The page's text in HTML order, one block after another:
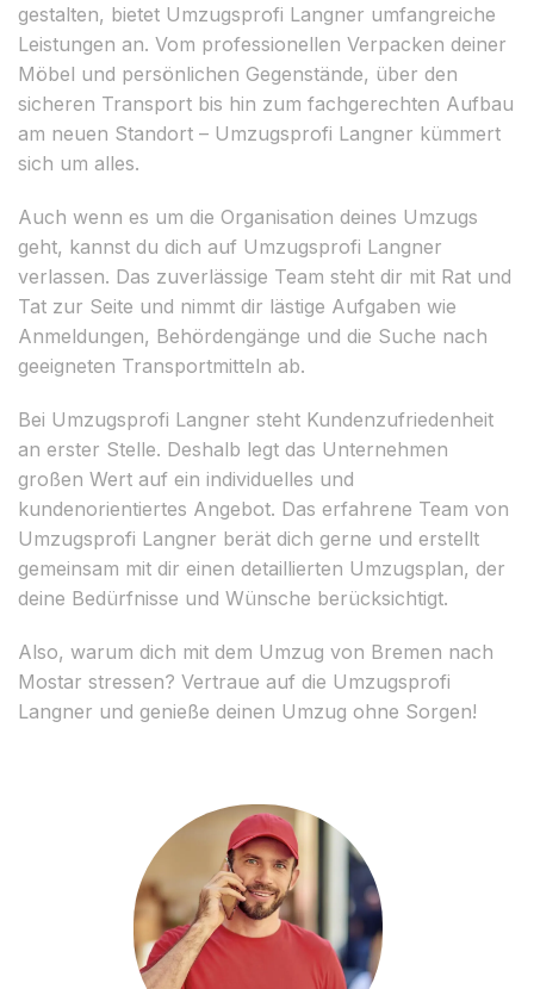
gestalten, bietet Umzugsprofi Langner umfangreiche
Leistungen an. Vom professionellen Verpacken deiner
Möbel und persönlichen Gegenstände, über den
sicheren Transport bis hin zum fachgerechten Aufbau
am neuen Standort – Umzugsprofi Langner kümmert
sich um alles.
Auch wenn es um die Organisation deines Umzugs
geht, kannst du dich auf Umzugsprofi Langner
verlassen. Das zuverlässige Team steht dir mit Rat und
Tat zur Seite und nimmt dir lästige Aufgaben wie
Anmeldungen, Behördengänge und die Suche nach
geeigneten Transportmitteln ab.
Bei Umzugsprofi Langner steht Kundenzufriedenheit
an erster Stelle. Deshalb legt das Unternehmen
großen Wert auf ein individuelles und
kundenorientiertes Angebot. Das erfahrene Team von
Umzugsprofi Langner berät dich gerne und erstellt
gemeinsam mit dir einen detaillierten Umzugsplan, der
deine Bedürfnisse und Wünsche berücksichtigt.
Also, warum dich mit dem Umzug von Bremen nach
Mostar stressen? Vertraue auf die Umzugsprofi
Langner und genieße deinen Umzug ohne Sorgen!